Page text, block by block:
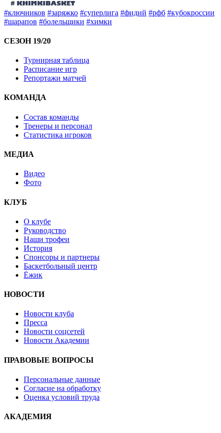
#ключников #заряжко #суперлига #фидий #рфб #кубокроссии
#шарапов #болельщики #химки
СЕЗОН 19/20
Турнирная таблица
Расписание игр
Репортажи матчей
КОМАНДА
Состав команды
Тренеры и персонал
Статистика игроков
МЕДИА
Видео
Фото
КЛУБ
О клубе
Руководство
Наши трофеи
История
Спонсоры и партнеры
Баскетбольный центр
Ёжик
НОВОСТИ
Новости клуба
Пресса
Новости соцсетей
Новости Академии
ПРАВОВЫЕ ВОПРОСЫ
Персональные данные
Согласие на обработку
Оценка условий труда
АКАДЕМИЯ